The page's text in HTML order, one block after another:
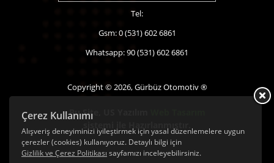
Çerez Kullanımı
Alışveriş deneyiminizi iyileştirmek için yasal düzenlemelere uygun
çerezler (cookies) kullanıyoruz. Detaylı bilgi için
Gizlilik ve Çerez Politikası sayfamızı inceleyebilirsiniz.
Tel:
Gsm: 0 (531) 602 6861
Whatsapp: 90 (531) 602 6861
Copyright © 2026, Gürbüz Otomotiv ®
Bu Site,